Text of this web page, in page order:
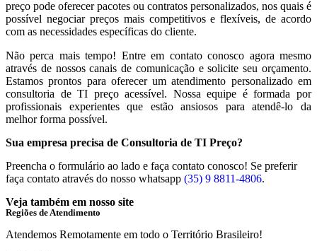
preço pode oferecer pacotes ou contratos personalizados, nos quais é
possível negociar preços mais competitivos e flexíveis, de acordo
com as necessidades específicas do cliente.
Não perca mais tempo! Entre em contato conosco agora mesmo
através de nossos canais de comunicação e solicite seu orçamento.
Estamos prontos para oferecer um atendimento personalizado em
consultoria de TI preço acessível. Nossa equipe é formada por
profissionais experientes que estão ansiosos para atendê-lo da
melhor forma possível.
Sua empresa precisa de Consultoria de TI Preço?
Preencha o formulário ao lado e faça contato conosco! Se preferir
faça contato através do nosso whatsapp (35) 9 8811-4806.
Veja também em nosso site
Regiões de Atendimento
Atendemos Remotamente em todo o Território Brasileiro!